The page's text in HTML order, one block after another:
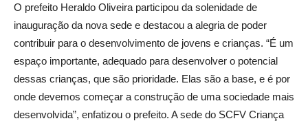
O prefeito Heraldo Oliveira participou da solenidade de
inauguração da nova sede e destacou a alegria de poder
contribuir para o desenvolvimento de jovens e crianças. “É um
espaço importante, adequado para desenvolver o potencial
dessas crianças, que são prioridade. Elas são a base, e é por
onde devemos começar a construção de uma sociedade mais
desenvolvida”, enfatizou o prefeito. A sede do SCFV Criança